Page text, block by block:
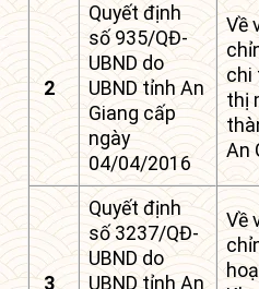
2
Quyết định
số 935/QĐ-
UBND do
UBND tỉnh An
Giang cấp
ngày
04/04/2016
Về
chi
thị
An
3
Quyết định
số 3237/QĐ-
UBND do
UBND tỉnh An
Về